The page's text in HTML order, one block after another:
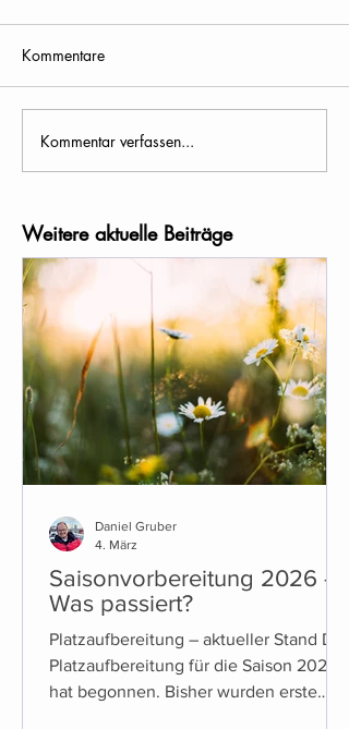
Kommentare
Kommentar verfassen...
Weitere aktuelle Beiträge
Saisonvorbereitung 2026 -
Was passiert?
Platzaufbereitung – aktueller Stand Die
Platzaufbereitung für die Saison 2026
hat begonnen. Bisher wurden erste
Daniel Gruber
4. März